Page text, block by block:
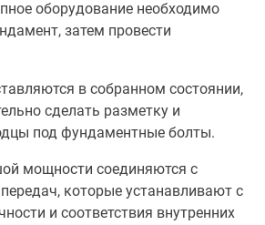
оборудование необходимо
затем провести
в собранном состоянии,
сделать разметку и
под фундаментные болты.
мощности соединяются с
которые устанавливают с
и соответствия внутренних